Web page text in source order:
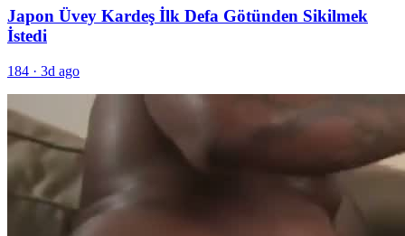
Japon Üvey Kardeş İlk Defa Götünden Sikilmek
İstedi
184 · 3d ago